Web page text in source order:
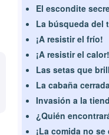
El escondite
La búsqueda del
¡A resistir el frío!
¡A resistir el calor!
Las setas que
La cabaña cerrada
Invasión a la
¿Quién
¡La comida no